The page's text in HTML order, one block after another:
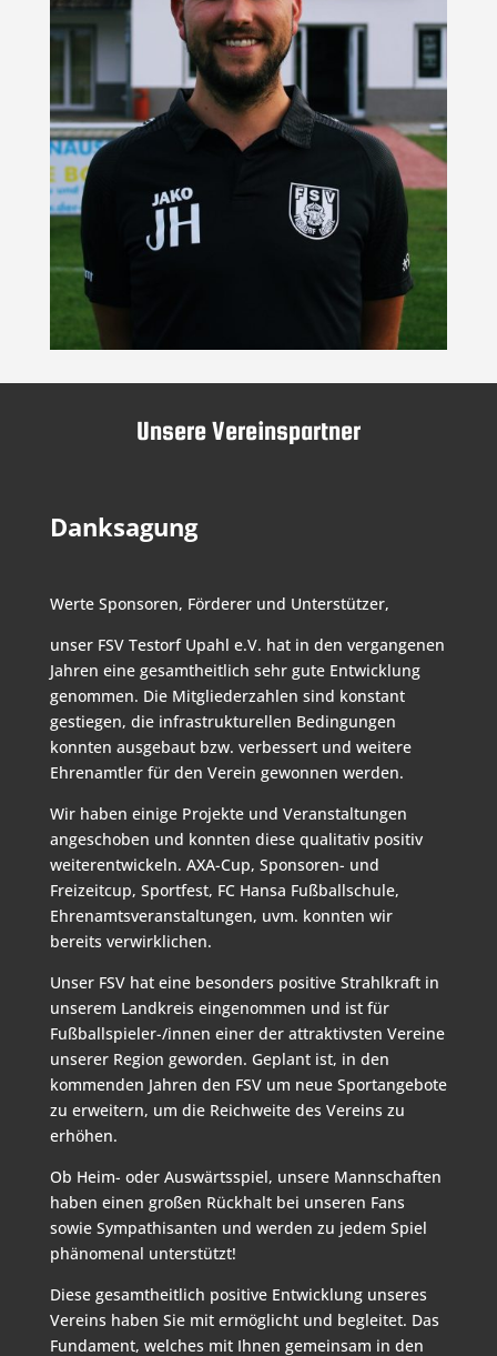
Unsere Vereinspartner
Danksagung
Werte Sponsoren, Förderer und Unterstützer,
unser FSV Testorf Upahl e.V. hat in den vergangenen
Jahren eine gesamtheitlich sehr gute Entwicklung
genommen. Die Mitgliederzahlen sind konstant
gestiegen, die infrastrukturellen Bedingungen
konnten ausgebaut bzw. verbessert und weitere
Ehrenamtler für den Verein gewonnen werden.
Wir haben einige Projekte und Veranstaltungen
angeschoben und konnten diese qualitativ positiv
weiterentwickeln. AXA-Cup, Sponsoren- und
Freizeitcup, Sportfest, FC Hansa Fußballschule,
Ehrenamtsveranstaltungen, uvm. konnten wir
bereits verwirklichen.
Unser FSV hat eine besonders positive Strahlkraft in
unserem Landkreis eingenommen und ist für
Fußballspieler-/innen einer der attraktivsten Vereine
unserer Region geworden. Geplant ist, in den
kommenden Jahren den FSV um neue Sportangebote
zu erweitern, um die Reichweite des Vereins zu
erhöhen.
Ob Heim- oder Auswärtsspiel, unsere Mannschaften
haben einen großen Rückhalt bei unseren Fans
sowie Sympathisanten und werden zu jedem Spiel
phänomenal unterstützt!
Diese gesamtheitlich positive Entwicklung unseres
Vereins haben Sie mit ermöglicht und begleitet. Das
Fundament, welches mit Ihnen gemeinsam in den